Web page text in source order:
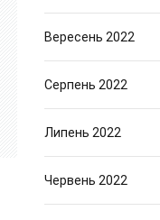
Вересень 2022
Серпень 2022
Липень 2022
Червень 2022